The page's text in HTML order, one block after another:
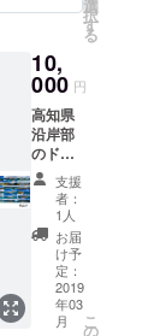
LLの4種
ます。
備考欄
へ入れ
るお名
前とご
希望サ
イズを
ご記入
お願い
します
選
択
す
る
10,
000 円
高知県
沿岸部
のド
ローン
による
編集済
みパノ
ラマ写
真詰め
合わせ
＋完全
版動画
支援
者：
1人
お届
け予
定：
2019
年03
月
こ
の